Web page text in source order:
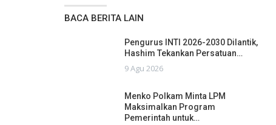
BACA BERITA LAIN
Pengurus INTI 2026-2030 Dilantik,
Hashim Tekankan Persatuan…
9 Agu 2026
Menko Polkam Minta LPM
Maksimalkan Program
Pemerintah untuk…